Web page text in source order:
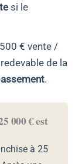
si le
€ vente /
de la
.
000 € est
à 25